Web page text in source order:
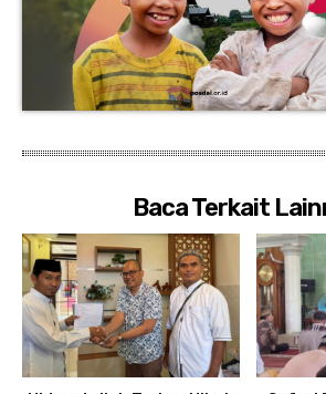
Baca Terkait